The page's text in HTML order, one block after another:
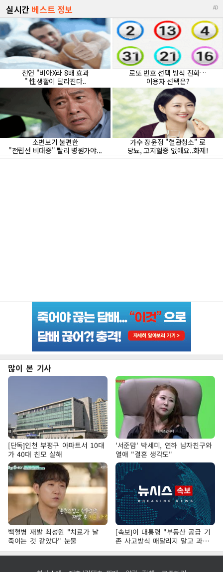
많이 본 기사
[단독]인천 부평구 아파트서 10대
가 40대 친모 살해
'서준맘' 박세미, 연하 남자친구와
열애 "결혼 생각도"
백혈병 재발 최성원 "치료가 날
죽이는 것 같았다" 눈물
[속보]이 대통령 "부동산 공급 기
존 사고방식 매달리지 말고 과감
히 실천"